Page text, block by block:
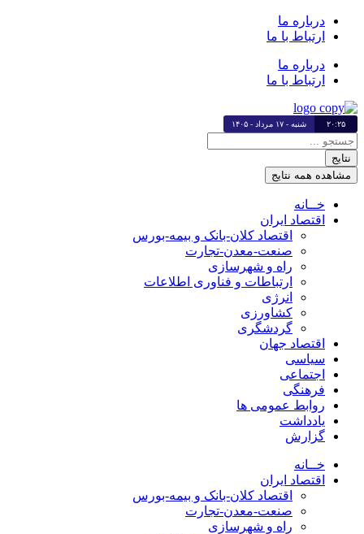
پرش
درباره ما
ارتباط با ما
درباره ما
ارتباط با ما
۲۰:۲۵ شنبه - ۱۷ مرداد - ۱۴۰۵
جستجو
...نتایج
مشاهده همه نتایج
خــانه
اقتصاد ایران
اقتصاد کلان-بانک و بیمه-بورس
صنعت-معدن-تجارت
راه و شهرسازی
ارتباطات و فناوری اطلاعات
انرژی
کشاورزی
گردشگری
اقتصاد جهان
سیاسی
اجتماعی
فرهنگی
روابط عمومی ها
یادداشت
گزارش
خــانه
اقتصاد ایران
اقتصاد کلان-بانک و بیمه-بورس
صنعت-معدن-تجارت
راه و شهرسازی